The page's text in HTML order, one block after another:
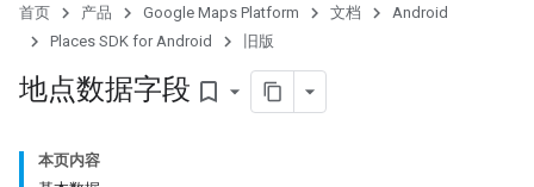
首页 产品 Google Maps Platform 文档
Android
Places SDK for Android
旧版
地点数据字段 bookmark_border
本页内容